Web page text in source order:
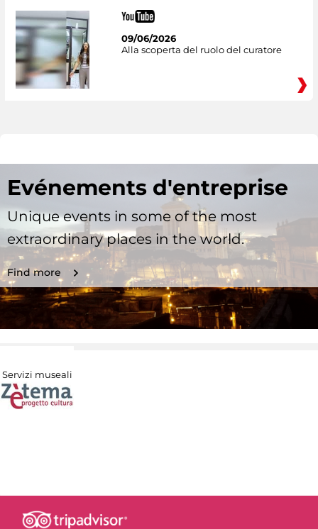
09/06/2026
Alla scoperta del ruolo del curatore
Evénements d'entreprise
Unique events in some of the most
extraordinary places in the world.
Find more
Servizi museali